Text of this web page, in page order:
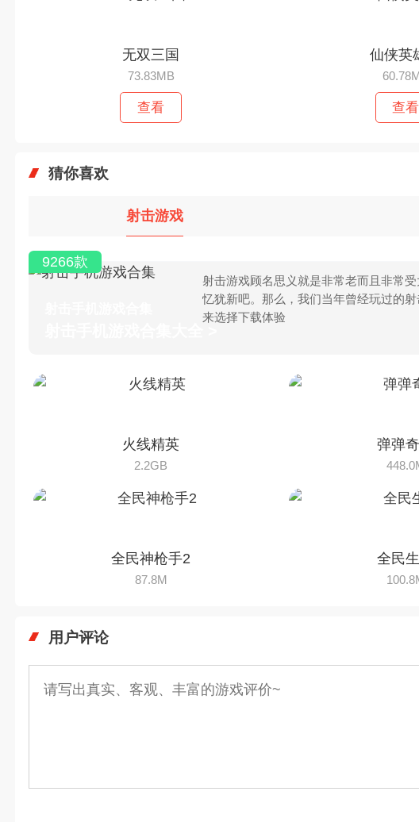
无双三国
73.83MB
查看
仙侠英
查看
猜你喜欢
射击游戏
射击游戏顾名思义就是非常老而且非常
忆犹新吧。那么，我们当年曾经玩过的
来选择下载体验
9266款
火线精英
2.2GB
弹弹
全民神枪手2
87.8M
全民
用户评论